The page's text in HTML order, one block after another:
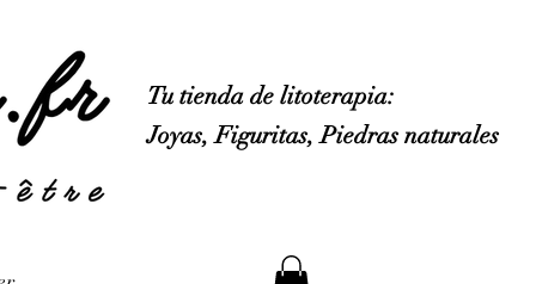
Tu tienda de litoterapia:
Joyas, Figuritas, Piedras naturales